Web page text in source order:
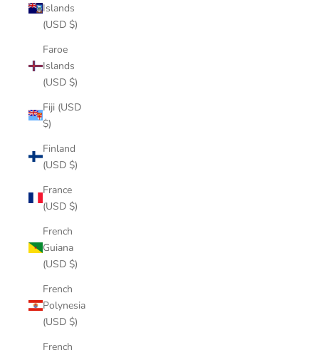
Islands
(USD $)
Faroe
Islands
(USD $)
Fiji (USD
$)
Finland
(USD $)
France
(USD $)
French
Guiana
(USD $)
French
Polynesia
(USD $)
French